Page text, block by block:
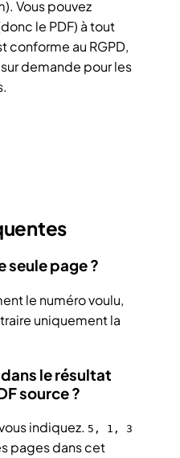
Vous pouvez
le PDF) à tout
au RGPD,
demande pour les
seule page ?
le numéro voulu,
uniquement la
le résultat
source ?
indiquez. 5, 1, 3
pages dans cet